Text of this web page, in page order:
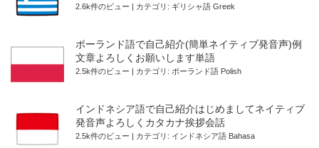
2.6k件のビュー カテゴリ: ギリシャ語 Greek
ポーランド語で自己紹介(簡単ネイティブ発音声)例
文章よろしくお願いします単語
2.5k件のビュー カテゴリ: ポーランド語 Polish
インドネシア語で自己紹介はじめましてネイティブ
発音声よろしくカタカナ挨拶会話
2.5k件のビュー カテゴリ: インドネシア語 Bahasa